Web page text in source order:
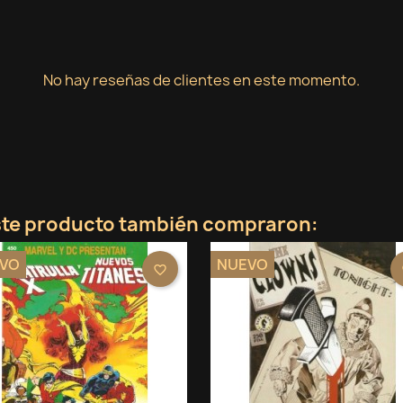
No hay reseñas de clientes en este momento.
producto también compraron:
favorite_border NUEVO